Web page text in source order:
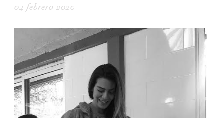
04 febrero 2020